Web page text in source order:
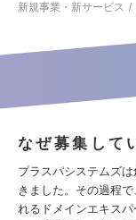
新規事業・新サービス
なぜ募集して
プラスパシステムズ
きました。その過程
れるドメインエキス